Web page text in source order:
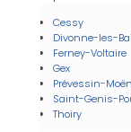
Cessy
Divonne-les-
Ferney-Voltaire
Gex
Prévessin-
Saint-Genis-
Thoiry